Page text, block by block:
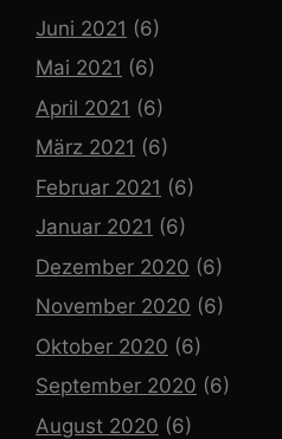
Juni 2021 (6)
Mai 2021 (6)
April 2021 (6)
März 2021 (6)
Februar 2021 (6)
Januar 2021 (6)
Dezember 2020 (6)
November 2020 (6)
Oktober 2020 (6)
September 2020 (6)
August 2020 (6)